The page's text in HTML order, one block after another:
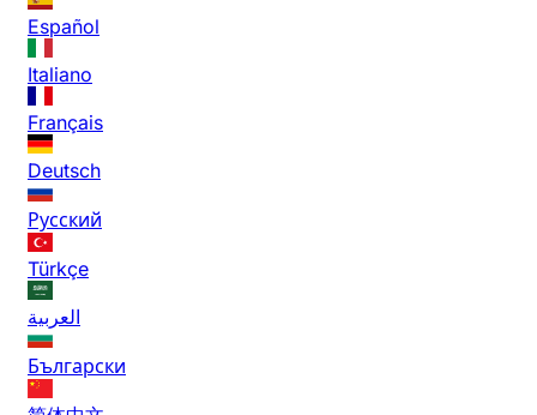
Español
Italiano
Français
Deutsch
Русский
Türkçe
العربية
Български